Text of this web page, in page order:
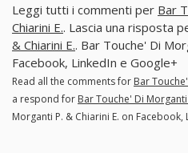
Leggi tutti i commenti per Bar
Chiarini E.. Lascia una risposta
& Chiarini E.. Bar Touche' Di
Facebook, LinkedIn e Google+
Read all the comments for Bar
a respond for Bar Touche' Di Morganti
Morganti P. & Chiarini E. on